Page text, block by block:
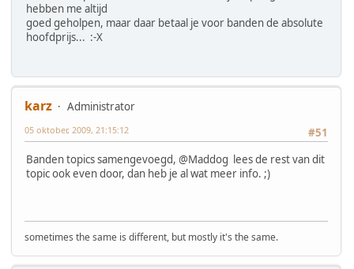
hebben me altijd
goed geholpen, maar daar betaal je voor banden de absolute
hoofdprijs... :-X
karz
Administrator
#51
05 oktober, 2009, 21:15:12
Banden topics samengevoegd, @Maddog lees de rest van dit
topic ook even door, dan heb je al wat meer info. ;)
sometimes the same is different, but mostly it's the same.